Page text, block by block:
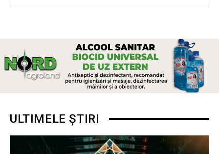
ULTIMELE ȘTIRI